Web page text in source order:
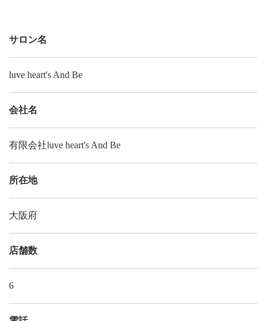
サロン名
luve heart's And Be
会社名
有限会社luve heart's And Be
所在地
大阪府
店舗数
6